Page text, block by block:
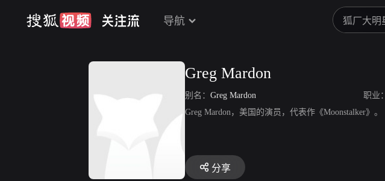
导航
Greg Mardon
别名： Greg Mardon 职业：
Greg Mardon，美国的演员，代表作《Moonstalker》。
分享